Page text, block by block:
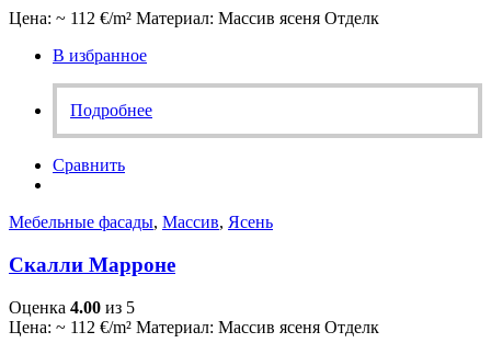
Цена: ~ 112 €/m² Материал: Массив ясеня Отделк
В избранное
Подробнее
Сравнить
Мебельные фасады, Массив, Ясень
Скалли Марроне
Оценка 4.00 из 5
Цена: ~ 112 €/m² Материал: Массив ясеня Отделк